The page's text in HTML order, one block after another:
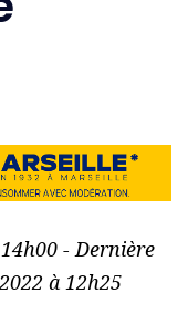
- Dernière
à 12h25